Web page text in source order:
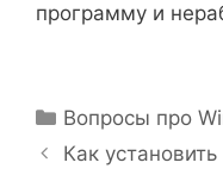
программу и
Рубрики
Вопросы про
Как